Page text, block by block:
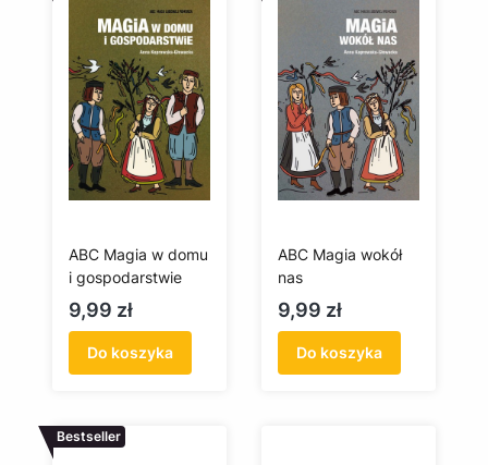
ABC Magia w domu
i gospodarstwie
Cena
9,99 zł
Do koszyka
ABC Magia wokół
nas
Cena
9,99 zł
Do koszyka
Bestseller